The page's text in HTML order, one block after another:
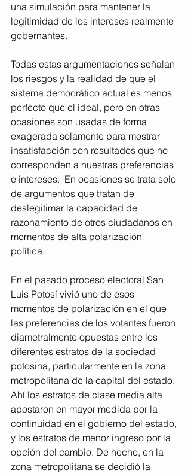
una simulación para mantener la
legitimidad de los intereses realmente
gobernantes.
Todas estas argumentaciones señalan
los riesgos y la realidad de que el
sistema democrático actual es menos
perfecto que el ideal, pero en otras
ocasiones son usadas de forma
exagerada solamente para mostrar
insatisfacción con resultados que no
corresponden a nuestras preferencias
e intereses.  En ocasiones se trata solo
de argumentos que tratan de
deslegitimar la capacidad de
razonamiento de otros ciudadanos en
momentos de alta polarización
política.
En el pasado proceso electoral San
Luis Potosí vivió uno de esos
momentos de polarización en el que
las preferencias de los votantes fueron
diametralmente opuestas entre los
diferentes estratos de la sociedad
potosina, particularmente en la zona
metropolitana de la capital del estado.
Ahí los estratos de clase media alta
apostaron en mayor medida por la
continuidad en el gobierno del estado,
y los estratos de menor ingreso por la
opción del cambio. De hecho, en la
zona metropolitana se decidió la